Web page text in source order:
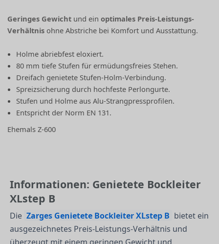
Geringes Gewicht und einoptimales Preis-Leistungs-
Verhältnis ohne Abstriche bei Komfort und Ausstattung.
Holme abriebfest eloxiert.
80 mm tiefe Stufen für ermüdungsfreies Stehen.
Dreifach genietete Stufen-Holm-Verbindung.
Spreizsicherung durch hochfeste Perlongurte.
Stufen und Holme aus Alu-Strangpressprofilen.
Entspricht der Norm EN 131.
Ehemals Z-600
Informationen: Genietete Bockleiter
XLstep B
Die Zarges Genietete Bockleiter XLstep B bietet ein
ausgezeichnetes Preis-Leistungs-Verhältnis und